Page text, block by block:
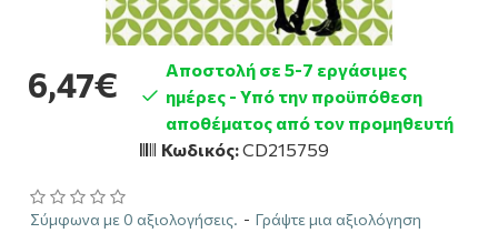
Σύμφωνα με 0 αξιολογήσεις. - Γράψτε μια αξιολόγηση
6,47€
Αποστολή σε 5-7 εργάσιμες
ημέρες - Υπό την προϋπόθεση
αποθέματος από τον προμηθευτή
Κωδικός:CD215759